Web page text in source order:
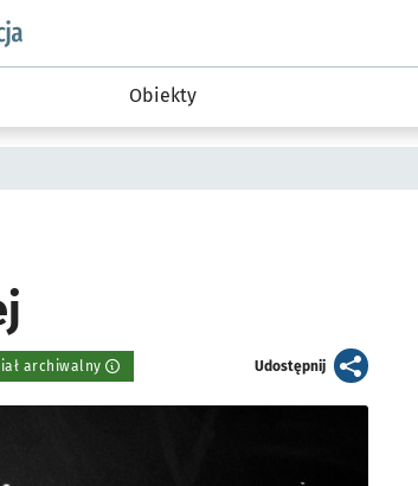
Sport i rekreacja
Obiekty
archiwalny Udostępnijartykuł